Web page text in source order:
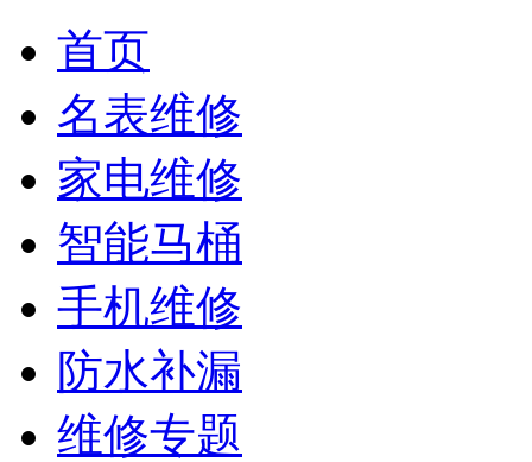
首页
名表维修
家电维修
智能马桶
手机维修
防水补漏
维修专题